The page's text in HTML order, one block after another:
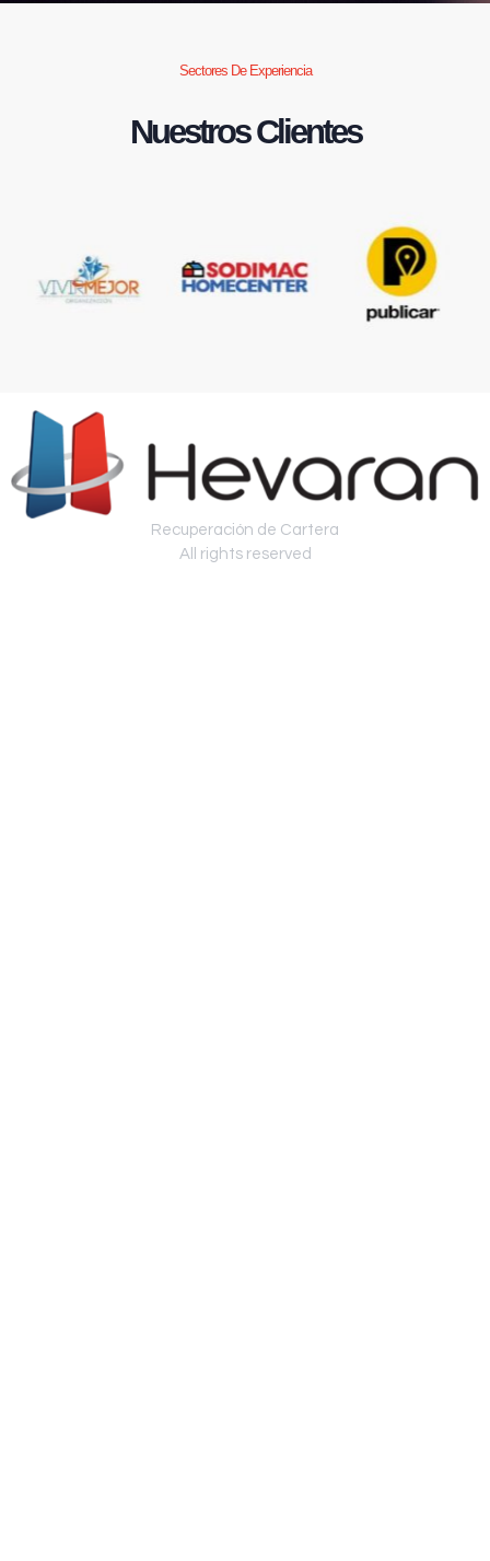
Sectores De Experiencia
Nuestros Clientes
Recuperación de Cartera
All rights reserved